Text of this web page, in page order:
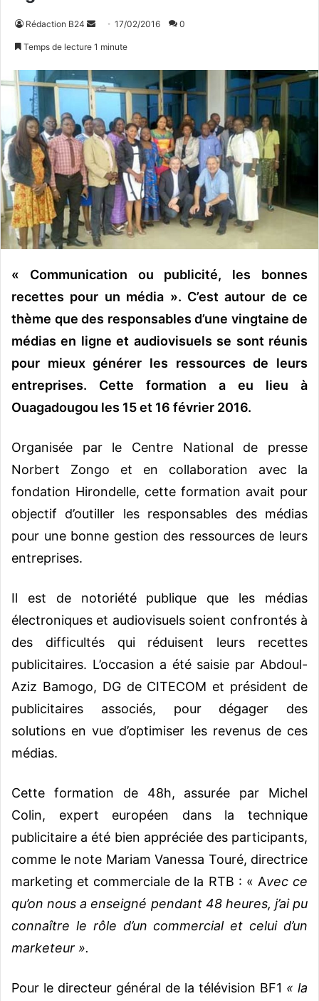
Rédaction B24
y
r
u
n
c
u
r
r
e
l
17/02/2016 0
Temps de lecture 1 minute
« Communication ou publicité, les bonnes
recettes pour un média ». C’est autour de ce
thème que des responsables d’une vingtaine de
médias en ligne et audiovisuels se sont réunis
pour mieux générer les ressources de leurs
entreprises. Cette formation a eu lieu à
Ouagadougou les 15 et 16 février 2016.
Organisée par le Centre National de presse
Norbert Zongo et en collaboration avec la
fondation Hirondelle, cette formation avait pour
objectif d’outiller les responsables des médias
pour une bonne gestion des ressources de leurs
entreprises.
Il est de notoriété publique que les médias
électroniques et audiovisuels soient confrontés à
des difficultés qui réduisent leurs recettes
publicitaires. L’occasion a été saisie par Abdoul-
Aziz Bamogo, DG de CITECOM et président de
publicitaires associés, pour dégager des
solutions en vue d’optimiser les revenus de ces
médias.
Cette formation de 48h, assurée par Michel
Colin, expert européen dans la technique
publicitaire a été bien appréciée des participants,
comme le note Mariam Vanessa Touré, directrice
marketing et commerciale de la RTB : « Avec ce
qu’on nous a enseigné pendant 48 heures, j’ai pu
connaître le rôle d’un commercial et celui d’un
marketeur ».
Pour le directeur général de la télévision BF1 « la